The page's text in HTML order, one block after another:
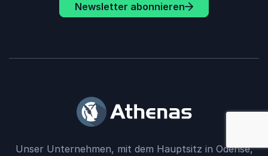
Newsletter abonnieren
Unser Unternehmen, mit dem Hauptsitz in Odense,